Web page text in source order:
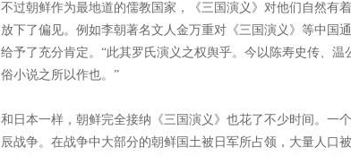
不过朝鲜作为最地道的儒教国家，《三国演义》对他们自然有
放下了偏见。例如李朝著名文人金万重对《三国演义》等中国
给予了充分肯定。“此其罗氏演义之权舆乎。今以陈寿史传、
俗小说之所以作也。”
和日本一样，朝鲜完全接纳《三国演义》也花了不少时间。
辰战争。在战争中大部分的朝鲜国土被日军所占领，大量人口